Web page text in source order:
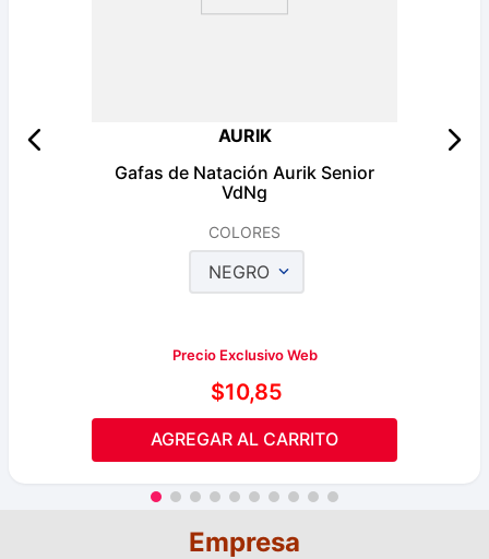
AURIK
Gafas de Natación Aurik Senior
VdNg
COLORES
NEGRO
Precio Exclusivo Web
$10,85
AGREGAR AL CARRITO
Empresa